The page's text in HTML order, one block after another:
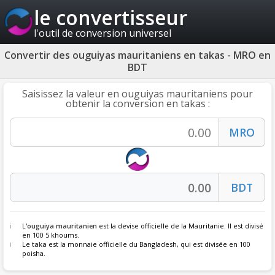
le convertisseur
l'outil de conversion universel
Convertir des ouguiyas mauritaniens en takas - MRO en
BDT
Saisissez la valeur en ouguiyas mauritaniens pour
obtenir la conversion en takas :
L'ouguiya mauritanien est la devise officielle de la Mauritanie. Il est divisé
en 100 5 khoums.
Le taka est la monnaie officielle du Bangladesh, qui est divisée en 100
poisha.